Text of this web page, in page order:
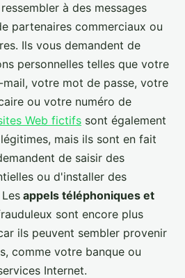
à des messages
partenaires commerciaux ou
Ils vous demandent de
personnelles telles que votre
votre mot de passe, votre
ou votre numéro de
Web fictifs sont également
mais ils sont en fait
de saisir des
ou d'installer des
appels téléphoniques et
sont encore plus
ils peuvent sembler provenir
comme votre banque ou
Internet.